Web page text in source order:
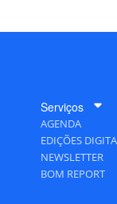
Serviços
AGENDA
EDIÇÕES
NEWSLETTER
BOM REPORT